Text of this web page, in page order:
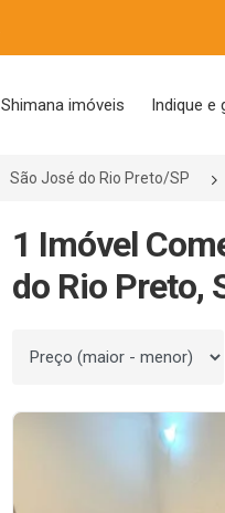
Shimana imóveis Indique e
São José do Rio Preto/SP
1 Imóvel
do Rio Preto,
Ordenar por